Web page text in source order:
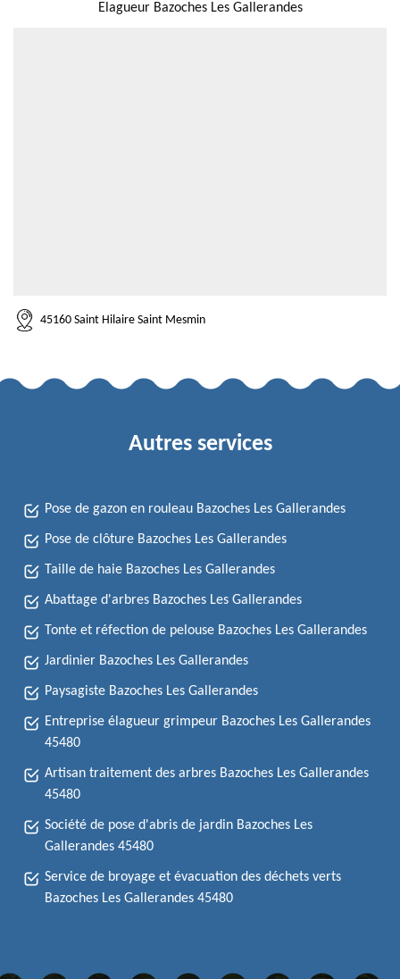
Elagueur Bazoches Les Gallerandes
45160 Saint Hilaire Saint Mesmin
Autres services
Pose de gazon en rouleau Bazoches Les Gallerandes
Pose de clôture Bazoches Les Gallerandes
Taille de haie Bazoches Les Gallerandes
Abattage d'arbres Bazoches Les Gallerandes
Tonte et réfection de pelouse Bazoches Les Gallerandes
Jardinier Bazoches Les Gallerandes
Paysagiste Bazoches Les Gallerandes
Entreprise élagueur grimpeur Bazoches Les Gallerandes
45480
Artisan traitement des arbres Bazoches Les Gallerandes
45480
Société de pose d'abris de jardin Bazoches Les
Gallerandes 45480
Service de broyage et évacuation des déchets verts
Bazoches Les Gallerandes 45480